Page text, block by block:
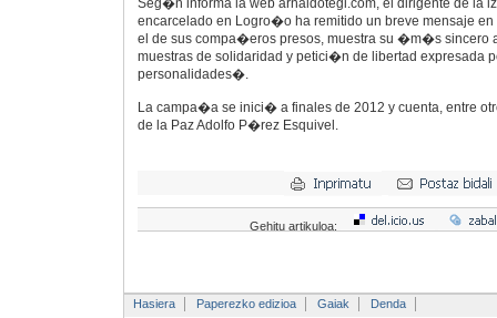
Seg�n informa la web arnaldotegi.com, el dirigente de la
encarcelado en Logro�o ha remitido un breve mensaje en
el de sus compa�eros presos, muestra su �m�s sincero
muestras de solidaridad y petici�n de libertad expresada
personalidades�.
La campa�a se inici� a finales de 2012 y cuenta, entre
de la Paz Adolfo P�rez Esquivel.
Gehitu artikuloa:
Hasiera Paperezko edizioa Gaiak
Denda